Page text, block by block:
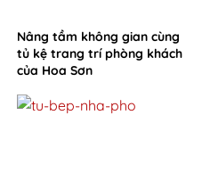
Nâng tầm không gian cùng
tủ kệ trang trí phòng khách
của Hoa Sơn